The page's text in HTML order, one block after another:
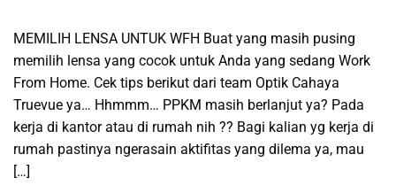
MEMILIH LENSA UNTUK WFH Buat yang masih pusing
memilih lensa yang cocok untuk Anda yang sedang Work
From Home. Cek tips berikut dari team Optik Cahaya
Truevue ya… Hhmmm… PPKM masih berlanjut ya? Pada
kerja di kantor atau di rumah nih ?? Bagi kalian yg kerja di
rumah pastinya ngerasain aktifitas yang dilema ya, mau
[…]